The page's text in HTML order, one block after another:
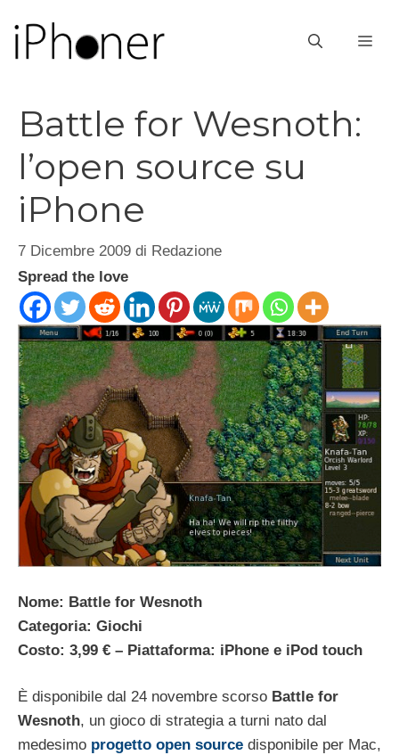
contenuto
Battle for Wesnoth:
l’open source su
iPhone
7 Dicembre 2009 di Redazione
Spread the love
Nome: Battle for Wesnoth
Categoria: Giochi
Costo: 3,99 € – Piattaforma: iPhone e iPod touch
È disponibile dal 24 novembre scorso Battle for
Wesnoth, un gioco di strategia a turni nato dal
medesimo progetto open source disponibile per Mac,